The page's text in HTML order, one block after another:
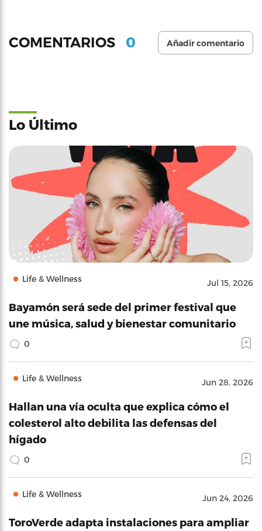
COMENTARIOS 0 Añadir comentario
Lo Último
Life & Wellness Jul 15, 2026
Bayamón será sede del primer festival que
une música, salud y bienestar comunitario
0
Life & Wellness Jun 28, 2026
Hallan una vía oculta que explica cómo el
colesterol alto debilita las defensas del
hígado
0
Life & Wellness Jun 24, 2026
ToroVerde adapta instalaciones para ampliar